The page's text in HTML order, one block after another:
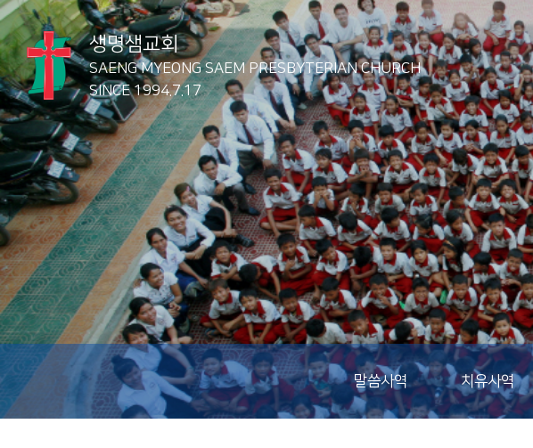
생명샘교회
SAENG MYEONG SAEM PRESBYTERIAN CHURCH
SINCE 1994.7.17
말씀사역 치유사역